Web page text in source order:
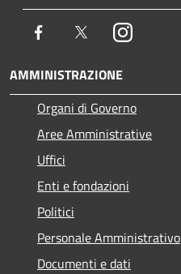
Facebook TwitterInstagram
AMMINISTRAZIONE
Organi di Governo
Aree Amministrative
Uffici
Enti e fondazioni
Politici
Personale Amministrativo
Documenti e dati